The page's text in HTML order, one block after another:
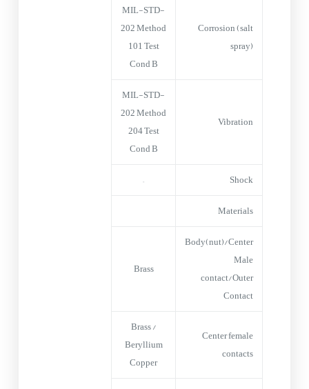
Corrosion (salt
spray)
MIL-STD-
202 Method
101 Test
Cond B
Vibration
MIL-STD-
202 Method
204 Test
Cond B
Shock
–
Materials
Body(nut)/Center
Male
contact/Outer
Contact
Brass
Center female
contacts
Brass /
Beryllium
Copper